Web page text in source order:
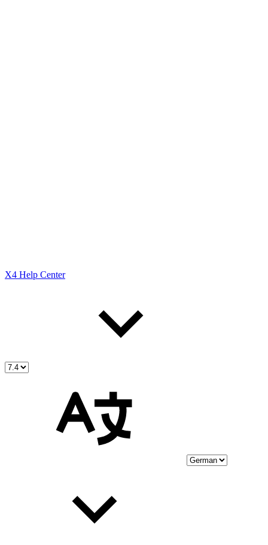
X4 Help Center